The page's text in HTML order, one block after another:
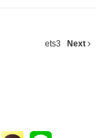
ets3 Next